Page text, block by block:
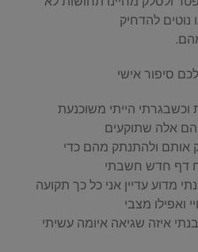
נוטים להדחיק
סיפור אישי
וכשבגרתי הייתי משוכנעת
הם אלה שתוקעים
אותם ולהתנתק מהם כדי
דף חדש חשבתי
מדוע עדיין אני כל כך תקועה
ואפילו מצבי
איזה שגיאה איומה עשיתי